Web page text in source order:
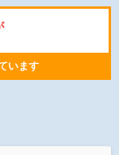
います